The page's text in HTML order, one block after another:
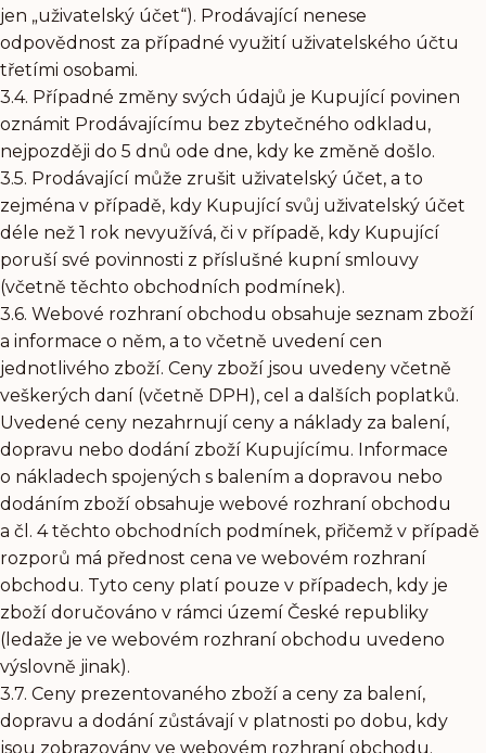
jen „uživatelský účet“). Prodávající nenese
odpovědnost za případné využití uživatelského účtu
třetími osobami.
3.4. Případné změny svých údajů je Kupující povinen
oznámit Prodávajícímu bez zbytečného odkladu,
nejpozději do 5 dnů ode dne, kdy ke změně došlo.
3.5. Prodávající může zrušit uživatelský účet, a to
zejména v případě, kdy Kupující svůj uživatelský účet
déle než 1 rok nevyužívá, či v případě, kdy Kupující
poruší své povinnosti z příslušné kupní smlouvy
(včetně těchto obchodních podmínek).
3.6. Webové rozhraní obchodu obsahuje seznam zboží
a informace o něm, a to včetně uvedení cen
jednotlivého zboží. Ceny zboží jsou uvedeny včetně
veškerých daní (včetně DPH), cel a dalších poplatků.
Uvedené ceny nezahrnují ceny a náklady za balení,
dopravu nebo dodání zboží Kupujícímu. Informace
o nákladech spojených s balením a dopravou nebo
dodáním zboží obsahuje webové rozhraní obchodu
a čl. 4 těchto obchodních podmínek, přičemž v případě
rozporů má přednost cena ve webovém rozhraní
obchodu. Tyto ceny platí pouze v případech, kdy je
zboží doručováno v rámci území České republiky
(ledaže je ve webovém rozhraní obchodu uvedeno
výslovně jinak).
3.7. Ceny prezentovaného zboží a ceny za balení,
dopravu a dodání zůstávají v platnosti po dobu, kdy
jsou zobrazovány ve webovém rozhraní obchodu.